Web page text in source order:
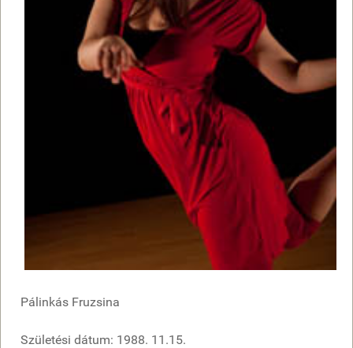
Pálinkás Fruzsina
Születési dátum: 1988. 11.15.